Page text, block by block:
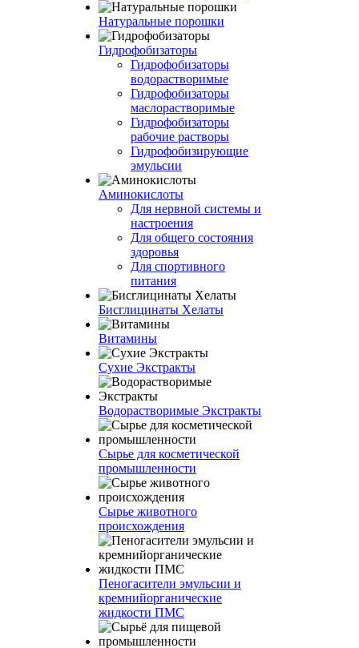
Натуральные порошки
Гидрофобизаторы
Гидрофобизаторы
водорастворимые
Гидрофобизаторы
маслорастворимые
Гидрофобизаторы
рабочие растворы
Гидрофобизирующие
эмульсии
Аминокислоты
Для нервной системы и
настроения
Для общего состояния
здоровья
Для спортивного
питания
Бисглицинаты Хелаты
Витамины
Сухие Экстракты
Водорастворимые Экстракты
Сырье для косметической
промышленности
Сырье животного
происхождения
Пеногасители эмульсии и
кремнийорганические
жидкости ПМС